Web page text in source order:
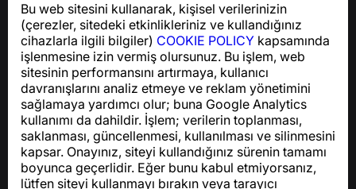
Bu web sitesini kullanarak, kişisel verilerinizin
(çerezler, sitedeki etkinlikleriniz ve kullandığınız
cihazlarla ilgili bilgiler) COOKIE POLICY kapsamında
işlenmesine izin vermiş olursunuz. Bu işlem, web
sitesinin performansını artırmaya, kullanıcı
davranışlarını analiz etmeye ve reklam yönetimini
sağlamaya yardımcı olur; buna Google Analytics
kullanımı da dahildir. İşlem; verilerin toplanması,
saklanması, güncellenmesi, kullanılması ve silinmesini
kapsar. Onayınız, siteyi kullandığınız sürenin tamamı
boyunca geçerlidir. Eğer bunu kabul etmiyorsanız,
lütfen siteyi kullanmayı bırakın veya tarayıcı
GDPR uyumluluğu ile ilgili sorular için:
support@numbuster.com
Yardım Merkezi
Haberler ve Makaleler
Proje hakkında
İletişim